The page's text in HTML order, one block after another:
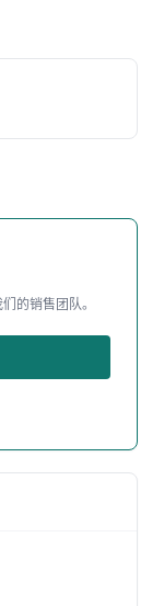
的销售团队。